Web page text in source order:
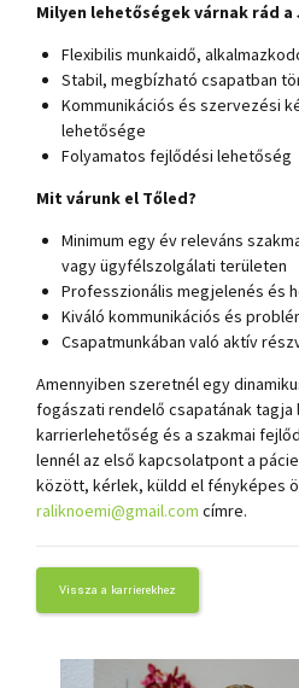
Milyen lehetőségek várnak rád
Flexibilis munkaidő,
Stabil, megbízható csapatban
Kommunikációs és szervezési
lehetősége
Folyamatos fejlődési lehetőség
Mit várunk el Tőled?
Minimum egy év releváns
vagy ügyfélszolgálati területen
Professzionális megjelenés és
Kiváló kommunikációs és
Csapatmunkában való aktív
Amennyiben szeretnél egy
fogászati rendelő csapatának tagja
karrierlehetőség és a szakmai
lennél az első kapcsolatpont a
között, kérlek, küldd el fényképes
raliknoemi@gmail.com címre.
Vissza a karrierekhez